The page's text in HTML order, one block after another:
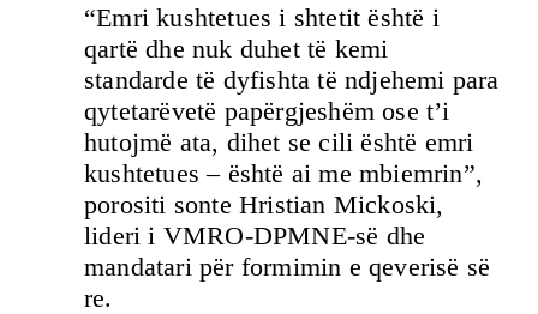
“Emri kushtetues i shtetit është i
qartë dhe nuk duhet të kemi
standarde të dyfishta të ndjehemi para
qytetarëvetë papërgjeshëm ose t’i
hutojmë ata, dihet se cili është emri
kushtetues – është ai me mbiemrin”,
porositi sonte Hristian Mickoski,
lideri i VMRO-DPMNE-së dhe
mandatari për formimin e qeverisë së
re.